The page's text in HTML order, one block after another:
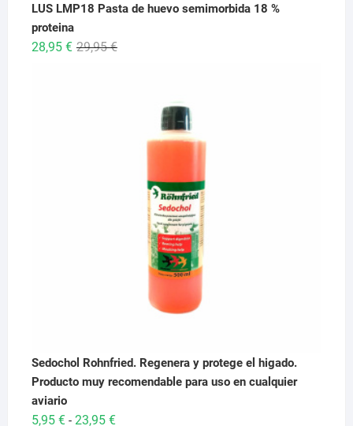
LUS LMP18 Pasta de huevo semimorbida 18 %
proteina
29,95€El
28,95 €
El
Sedochol Rohnfried. Regenera y protege el higado.
Producto muy recomendable para uso en cualquier
aviario
5,95 € - 23,95 €Rango